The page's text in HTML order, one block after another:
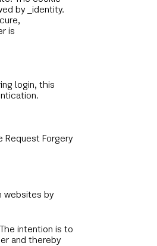
by _identity.
is
login, this
Request Forgery
websites by
intention is to
and thereby